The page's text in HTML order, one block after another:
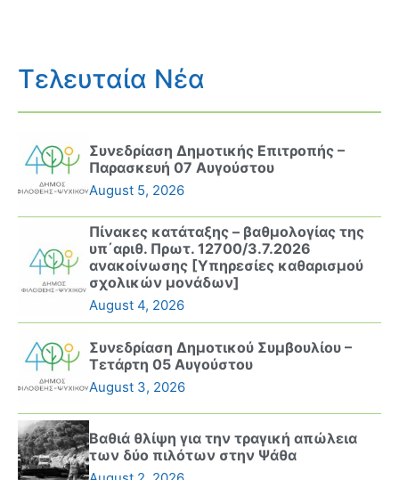
Τελευταία Νέα
Συνεδρίαση Δημοτικής Επιτροπής –
Παρασκευή 07 Αυγούστου
August 5, 2026
Πίνακες κατάταξης – βαθμολογίας της
υπ΄αριθ. Πρωτ. 12700/3.7.2026
ανακοίνωσης [Υπηρεσίες καθαρισμού
σχολικών μονάδων]
August 4, 2026
Συνεδρίαση Δημοτικού Συμβουλίου –
Τετάρτη 05 Αυγούστου
August 3, 2026
Βαθιά θλίψη για την τραγική απώλεια
των δύο πιλότων στην Ψάθα